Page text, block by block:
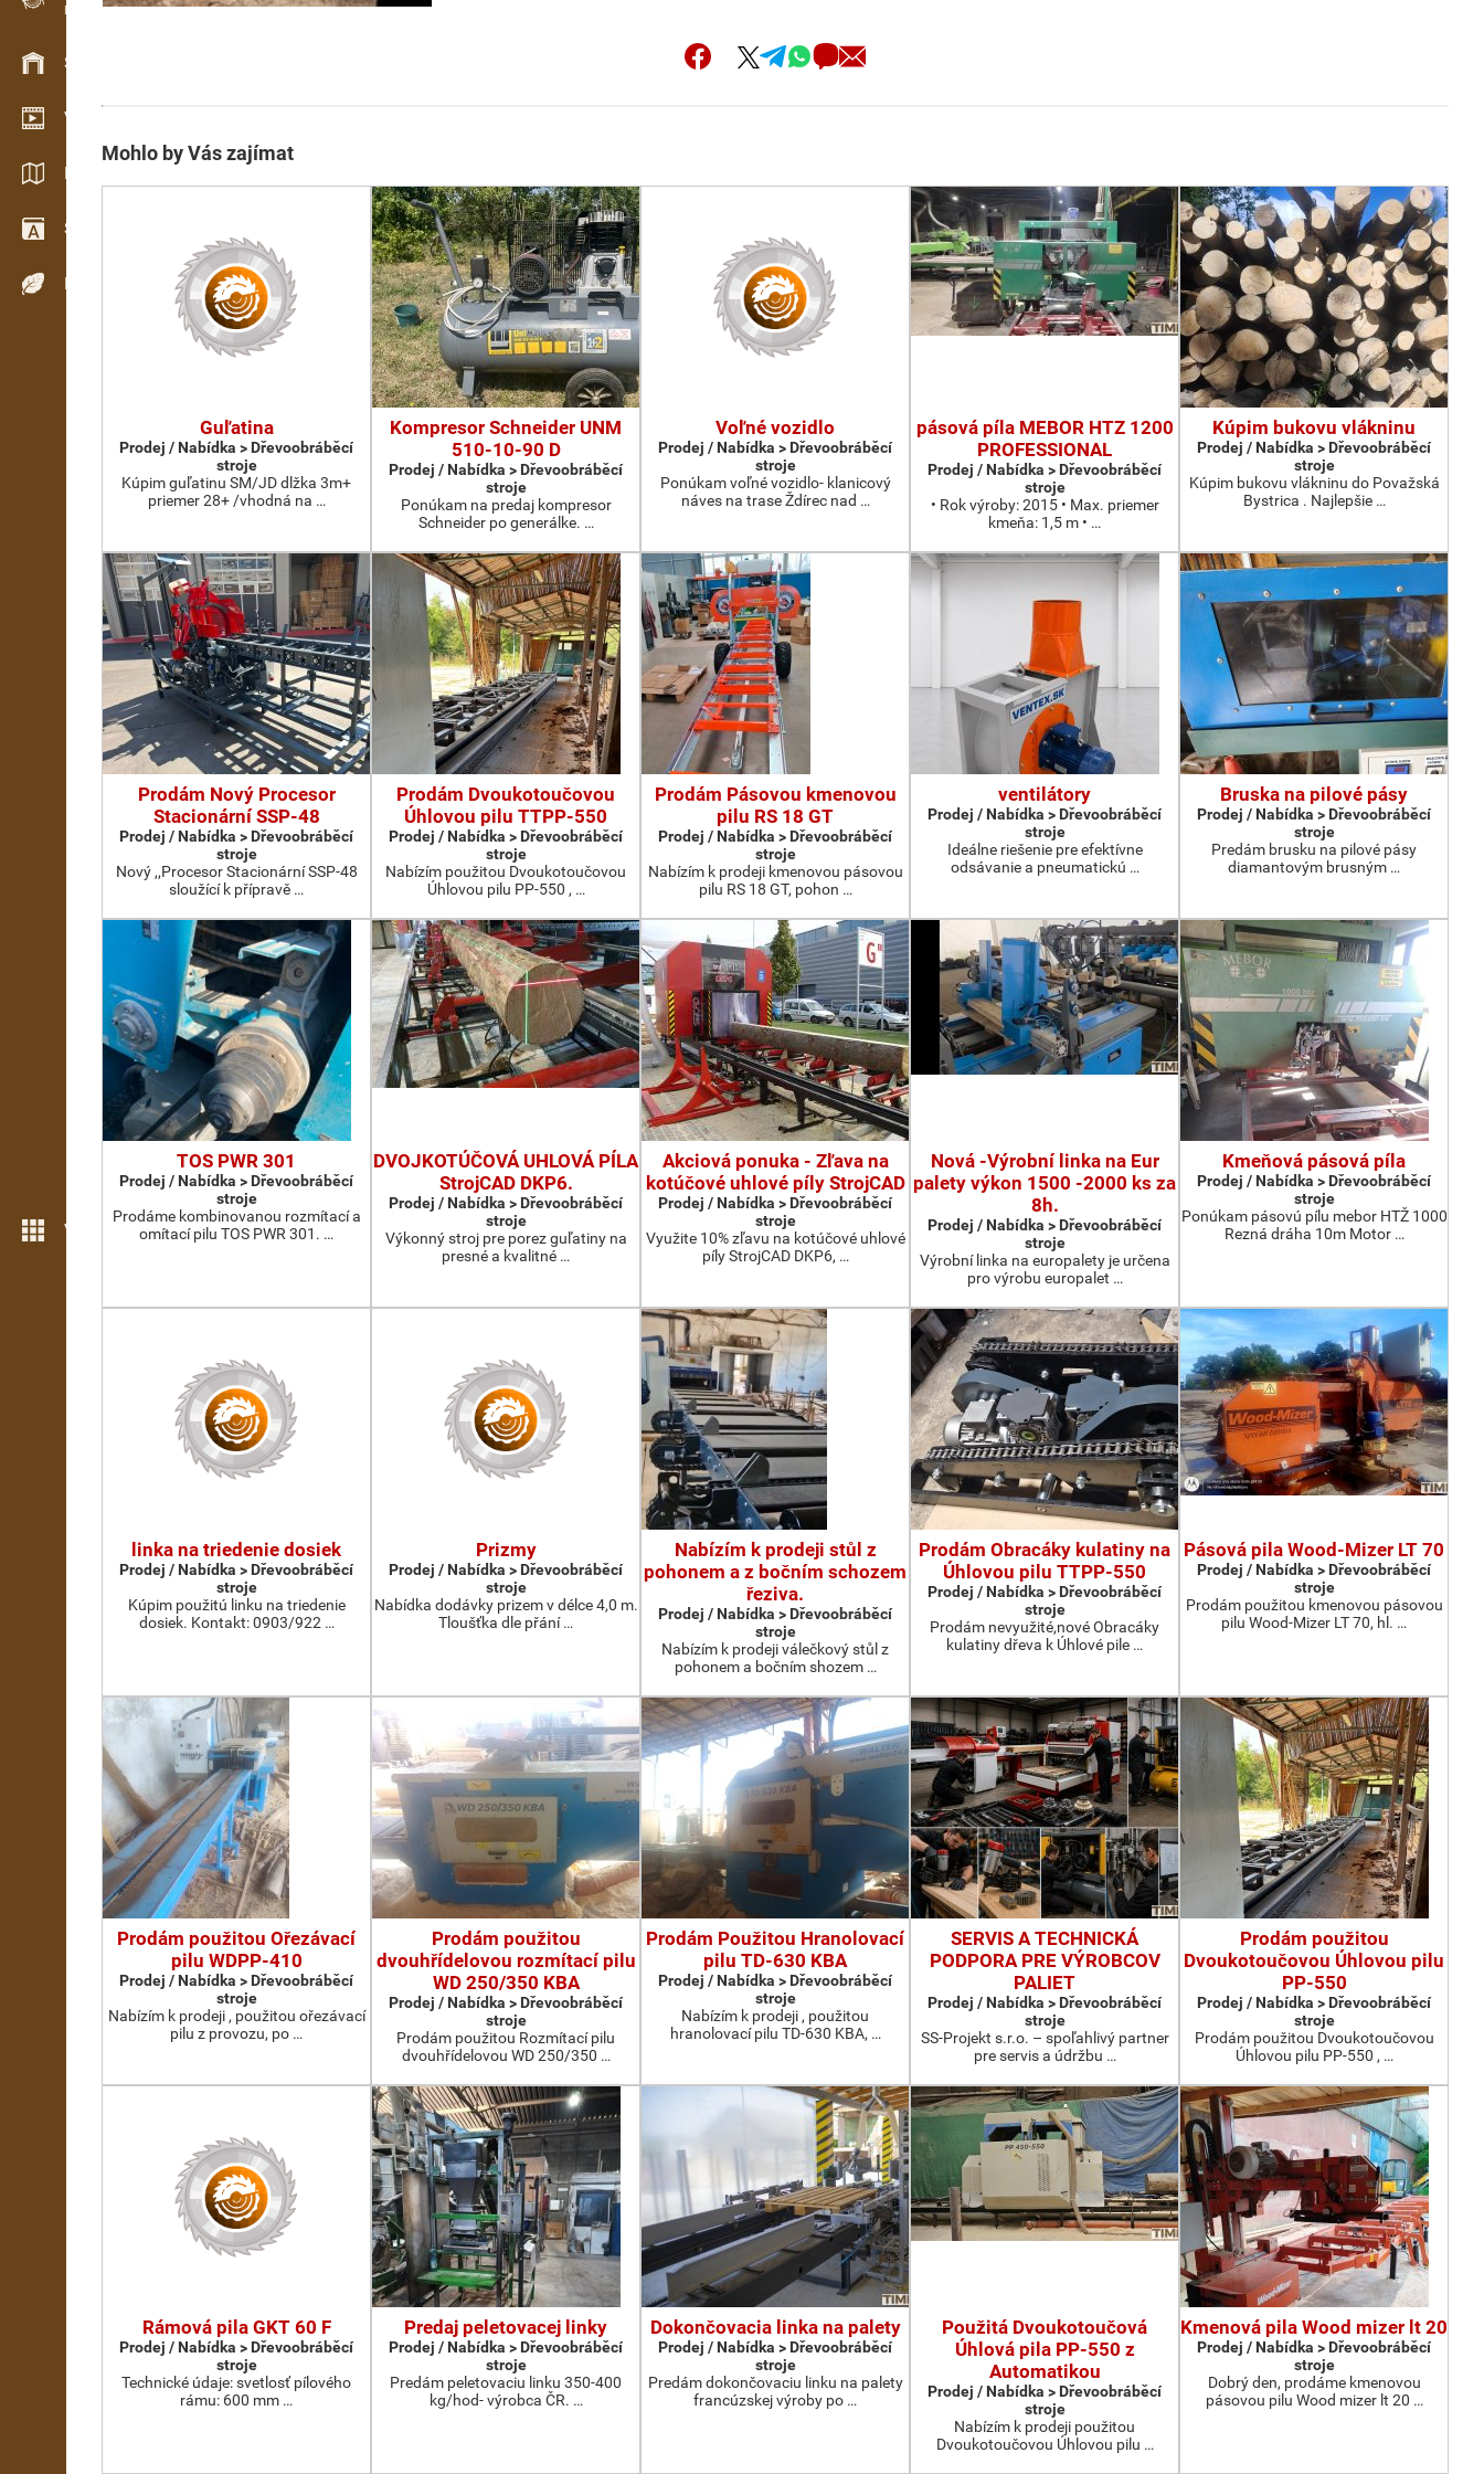
Evidence dřeva v terénu
Skladové hospodářství
Video showroom
Katalogy / Brožury
Slovník
Dřeviny
Více možností
Mohlo by Vás zajímat
Guľatina
Prodej / Nabídka > Dřevoobráběcí
stroje
Kúpim guľatinu SM/JD dlžka 3m+
priemer 28+ /vhodná na …
Kompresor Schneider UNM
510-10-90 D
Prodej / Nabídka > Dřevoobráběcí
stroje
Ponúkam na predaj kompresor
Schneider po generálke. …
Voľné vozidlo
Prodej / Nabídka > Dřevoobráběcí
stroje
Ponúkam voľné vozidlo- klanicový
náves na trase Ždírec nad …
pásová píla MEBOR HTZ 1200
PROFESSIONAL
Prodej / Nabídka > Dřevoobráběcí
stroje
• Rok výroby: 2015 • Max. priemer
kmeňa: 1,5 m • …
Kúpim bukovu vlákninu
Prodej / Nabídka > Dřevoobráběcí
stroje
Kúpim bukovu vlákninu do Považská
Bystrica . Najlepšie …
Prodám Nový Procesor
Stacionární SSP-48
Prodej / Nabídka > Dřevoobráběcí
stroje
Nový ,,Procesor Stacionární SSP-48
sloužící k přípravě …
Prodám Dvoukotoučovou
Úhlovou pilu TTPP-550
Prodej / Nabídka > Dřevoobráběcí
stroje
Nabízím použitou Dvoukotoučovou
Úhlovou pilu PP-550 , …
Prodám Pásovou kmenovou
pilu RS 18 GT
Prodej / Nabídka > Dřevoobráběcí
stroje
Nabízím k prodeji kmenovou pásovou
pilu RS 18 GT, pohon …
ventilátory
Prodej / Nabídka > Dřevoobráběcí
stroje
Ideálne riešenie pre efektívne
odsávanie a pneumatickú …
Bruska na pilové pásy
Prodej / Nabídka > Dřevoobráběcí
stroje
Predám brusku na pilové pásy
diamantovým brusným …
TOS PWR 301
Prodej / Nabídka > Dřevoobráběcí
stroje
Prodáme kombinovanou rozmítací a
omítací pilu TOS PWR 301. …
DVOJKOTÚČOVÁ UHLOVÁ PÍLA
StrojCAD DKP6.
Prodej / Nabídka > Dřevoobráběcí
stroje
Výkonný stroj pre porez guľatiny na
presné a kvalitné …
Akciová ponuka - Zľava na
kotúčové uhlové píly StrojCAD
Prodej / Nabídka > Dřevoobráběcí
stroje
Využite 10% zľavu na kotúčové uhlové
píly StrojCAD DKP6, …
Nová -Výrobní linka na Eur
palety výkon 1500 -2000 ks za
8h.
Prodej / Nabídka > Dřevoobráběcí
stroje
Výrobní linka na europalety je určena
pro výrobu europalet …
Kmeňová pásová píla
Prodej / Nabídka > Dřevoobráběcí
stroje
Ponúkam pásovú pílu mebor HTŽ 1000
Rezná dráha 10m Motor …
linka na triedenie dosiek
Prodej / Nabídka > Dřevoobráběcí
stroje
Kúpim použitú linku na triedenie
dosiek. Kontakt: 0903/922 …
Prizmy
Prodej / Nabídka > Dřevoobráběcí
stroje
Nabídka dodávky prizem v délce 4,0 m.
Tloušťka dle přání …
Nabízím k prodeji stůl z
pohonem a z bočním schozem
řeziva.
Prodej / Nabídka > Dřevoobráběcí
stroje
Nabízím k prodeji válečkový stůl z
pohonem a bočním shozem …
Prodám Obracáky kulatiny na
Úhlovou pilu TTPP-550
Prodej / Nabídka > Dřevoobráběcí
stroje
Prodám nevyužité,nové Obracáky
kulatiny dřeva k Úhlové pile …
Pásová pila Wood-Mizer LT 70
Prodej / Nabídka > Dřevoobráběcí
stroje
Prodám použitou kmenovou pásovou
pilu Wood-Mizer LT 70, hl. …
Prodám použitou Ořezávací
pilu WDPP-410
Prodej / Nabídka > Dřevoobráběcí
stroje
Nabízím k prodeji , použitou ořezávací
pilu z provozu, po …
Prodám použitou
dvouhřídelovou rozmítací pilu
WD 250/350 KBA
Prodej / Nabídka > Dřevoobráběcí
stroje
Prodám použitou Rozmítací pilu
dvouhřídelovou WD 250/350 …
Prodám Použitou Hranolovací
pilu TD-630 KBA
Prodej / Nabídka > Dřevoobráběcí
stroje
Nabízím k prodeji , použitou
hranolovací pilu TD-630 KBA, …
SERVIS A TECHNICKÁ
PODPORA PRE VÝROBCOV
PALIET
Prodej / Nabídka > Dřevoobráběcí
stroje
SS-Projekt s.r.o. – spoľahlivý partner
pre servis a údržbu …
Prodám použitou
Dvoukotoučovou Úhlovou pilu
PP-550
Prodej / Nabídka > Dřevoobráběcí
stroje
Prodám použitou Dvoukotoučovou
Úhlovou pilu PP-550 , …
Rámová pila GKT 60 F
Prodej / Nabídka > Dřevoobráběcí
stroje
Technické údaje: svetlosť pílového
rámu: 600 mm …
Predaj peletovacej linky
Prodej / Nabídka > Dřevoobráběcí
stroje
Predám peletovaciu linku 350-400
kg/hod- výrobca ČR. …
Dokončovacia linka na palety
Prodej / Nabídka > Dřevoobráběcí
stroje
Predám dokončovaciu linku na palety
francúzskej výroby po …
Použitá Dvoukotoučová
Úhlová pila PP-550 z
Automatikou
Prodej / Nabídka > Dřevoobráběcí
stroje
Nabízím k prodeji použitou
Dvoukotoučovou Úhlovou pilu …
Kmenová pila Wood mizer lt 20
Prodej / Nabídka > Dřevoobráběcí
stroje
Dobrý den, prodáme kmenovou
pásovou pilu Wood mizer lt 20 …